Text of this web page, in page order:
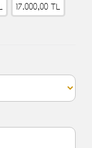
17.000,00 TL